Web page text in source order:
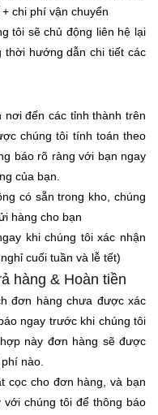
chi phí vận chuyển
tôi sẽ chủ động liên hệ lại
thời hướng dẫn chi tiết các
đến các tỉnh thành trên
chúng tôi tính toán theo
báo rõ ràng với bạn ngay
của bạn.
có sẵn trong kho, chúng
hàng cho bạn
khi chúng tôi xác nhận
cuối tuần và lễ tết)
hàng & Hoàn tiền
đơn hàng chưa được xác
ngay trước khi chúng tôi
này đơn hàng sẽ được
nào.
cọc cho đơn hàng, và bạn
với chúng tôi để thông báo